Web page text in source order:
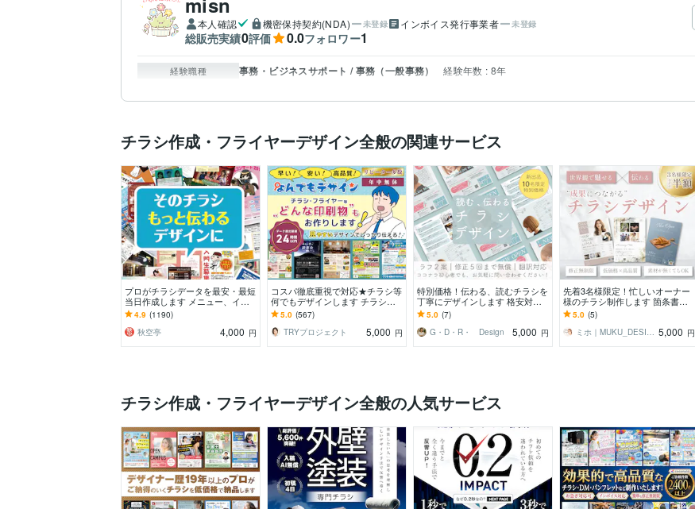
本人確認 機密保持契約(NDA) 未登録 インボイス発行事業者 未登録
総販売実績0評価 0.0フォロワー1
経験職種 事務・ビジネスサポート / 事務（一般事務） 経験年数 : 8年
チラシ作成・フライヤーデザイン全般の関連サービス
プロがチラシデータを最安・最短
当日作成します メニュー、イベ
ント、企業案内など、あらゆる印
刷物に対応可能！
4.9 (1190)
秋空亭
4,000 円
コスパ徹底重視で対応★チラシ等
何でもデザインします チラシや
フライヤーを作りたいなら！印刷
物なんでも作制します！
5.0 (567)
TRYプロジェクト
5,000 円
特別価格！伝わる、読むチラシを
丁寧にデザインします 格安対
応！フライヤー、メニューなど思
いをビジュアルに
5.0 (7)
G・D・R・ Design
5,000 円
先着3名様限定！忙しいオーナー
様のチラシ制作します 箇条書き
のメモからでもOK◎世界観を大
切にしたチラシデザイン
5.0 (5)
ミホ｜MUKU_DESIGN 5,000 円
チラシ作成・フライヤーデザイン全般の人気サービス